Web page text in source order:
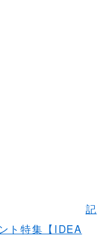
記
ト特集【IDEA